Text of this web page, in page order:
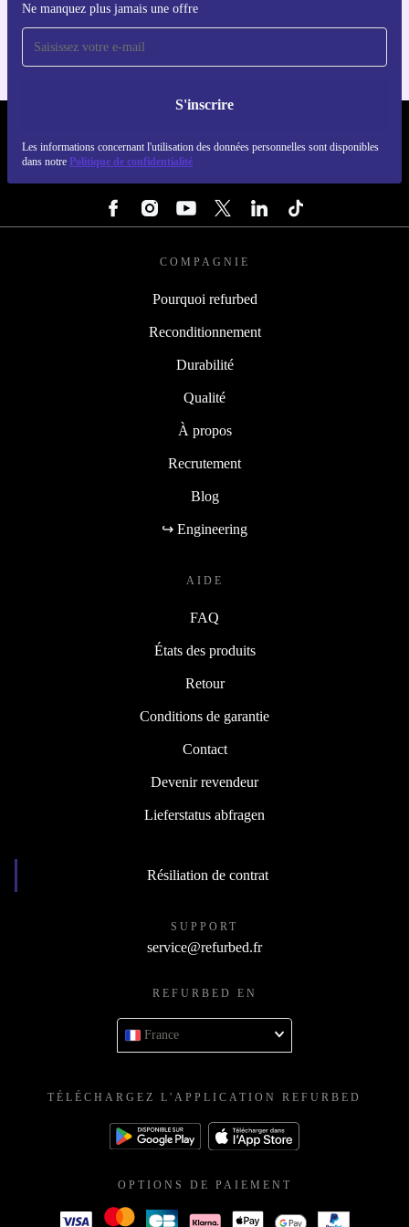
Ne manquez plus jamais une offre
S'inscrire
Les informations concernant l'utilisation des données personnelles sont disponibles
dans notre Politique de confidentialité
Pour iOS et Android
COMPAGNIE
Pourquoi refurbed
Reconditionnement
Durabilité
Qualité
À propos
Recrutement
Blog
↪ Engineering
AIDE
FAQ
États des produits
Retour
Conditions de garantie
Contact
Devenir revendeur
Lieferstatus abfragen
Résiliation de contrat
SUPPORT
service@refurbed.fr
REFURBED EN
France
TÉLÉCHARGEZ L'APPLICATION REFURBED
OPTIONS DE PAIEMENT